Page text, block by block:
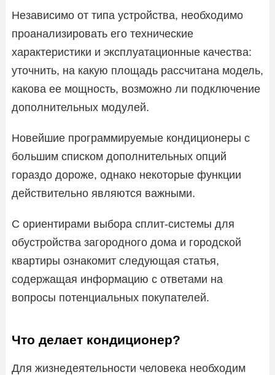
Независимо от типа устройства, необходимо
проанализировать его технические
характеристики и эксплуатационные качества:
уточнить, на какую площадь рассчитана модель,
какова ее мощность, возможно ли подключение
дополнительных модулей.
Новейшие программируемые кондиционеры с
большим списком дополнительных опций
гораздо дороже, однако некоторые функции
действительно являются важными.
С ориентирами выбора сплит-системы для
обустройства загородного дома и городской
квартиры ознакомит следующая статья,
содержащая информацию с ответами на
вопросы потенциальных покупателей.
Что делает кондиционер?
Для жизнедеятельности человека необходим